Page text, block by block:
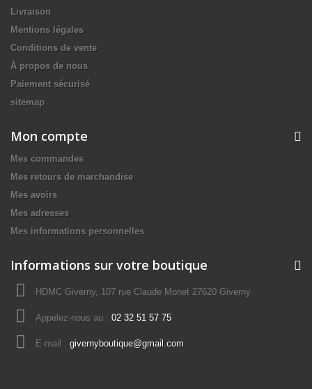
Livraison
Mentions légales
Conditions de vente
À propos de nous
Paiement sécurisé
sitemap
Mon compte
Mes commandes
Mes retours de marchandise
Mes avoirs
Mes adresses
Mes informations personnelles
Informations sur votre boutique
HDMC Giverny, 107 rue Claude Monet 27620 Giverny
Appelez-nous au : 02 32 51 57 75
E-mail : givernyboutique@gmail.com